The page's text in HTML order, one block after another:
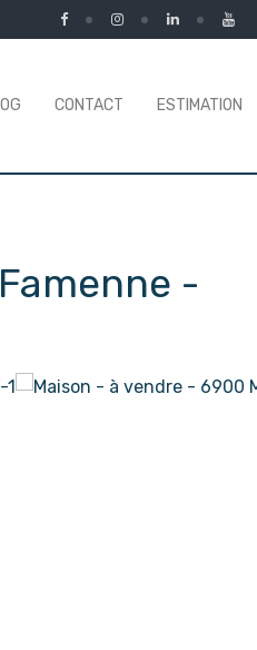
CONTACT ESTIMATION
-